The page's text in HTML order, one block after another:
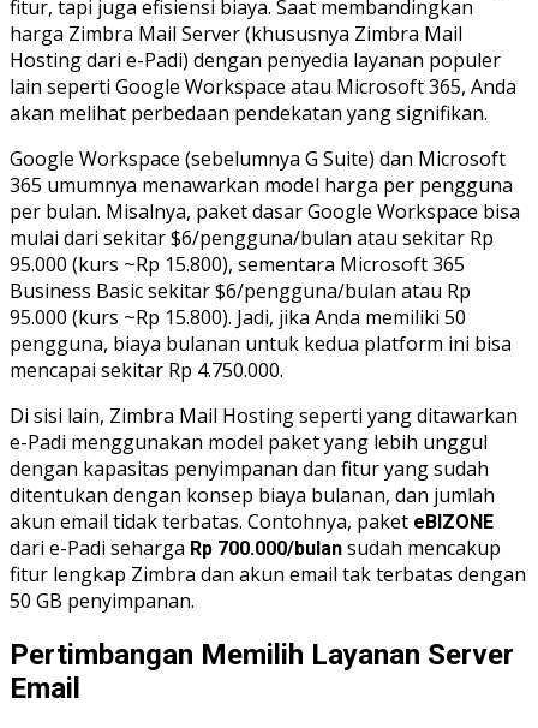
fitur, tapi juga efisiensi biaya. Saat membandingkan
harga Zimbra Mail Server (khususnya Zimbra Mail
Hosting dari e-Padi) dengan penyedia layanan populer
lain seperti Google Workspace atau Microsoft 365, Anda
akan melihat perbedaan pendekatan yang signifikan.
Google Workspace (sebelumnya G Suite) dan Microsoft
365 umumnya menawarkan model harga per pengguna
per bulan. Misalnya, paket dasar Google Workspace bisa
mulai dari sekitar $6/pengguna/bulan atau sekitar Rp
95.000 (kurs ~Rp 15.800), sementara Microsoft 365
Business Basic sekitar $6/pengguna/bulan atau Rp
95.000 (kurs ~Rp 15.800). Jadi, jika Anda memiliki 50
pengguna, biaya bulanan untuk kedua platform ini bisa
mencapai sekitar Rp 4.750.000.
Di sisi lain, Zimbra Mail Hosting seperti yang ditawarkan
e-Padi menggunakan model paket yang lebih unggul
dengan kapasitas penyimpanan dan fitur yang sudah
ditentukan dengan konsep biaya bulanan, dan jumlah
akun email tidak terbatas. Contohnya, paket eBIZONE
dari e-Padi seharga Rp 700.000/bulan sudah mencakup
fitur lengkap Zimbra dan akun email tak terbatas dengan
50 GB penyimpanan.
Pertimbangan Memilih Layanan Server
Email